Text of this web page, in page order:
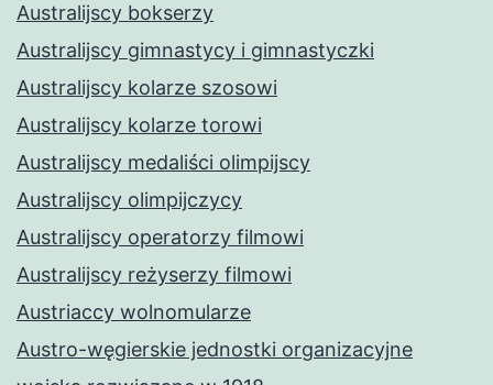
Australijscy bokserzy
Australijscy gimnastycy i gimnastyczki
Australijscy kolarze szosowi
Australijscy kolarze torowi
Australijscy medaliści olimpijscy
Australijscy olimpijczycy
Australijscy operatorzy filmowi
Australijscy reżyserzy filmowi
Austriaccy wolnomularze
Austro-węgierskie jednostki organizacyjne